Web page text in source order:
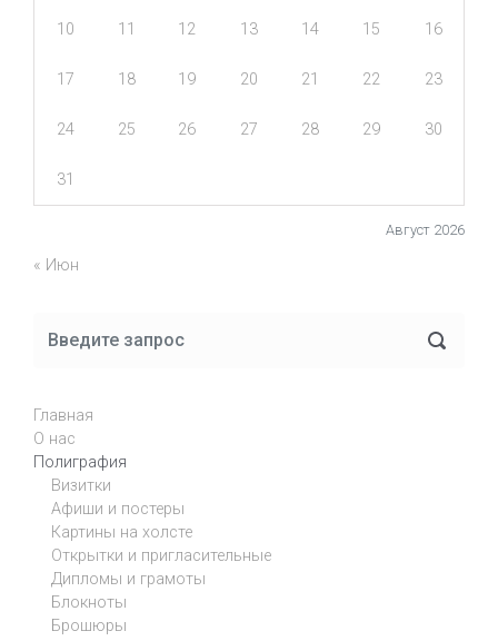
Август 2026
10 11 12 13 14 15 16
17 18 19 20 21 22 23
24 25 26 27 28 29 30
31
« Июн
Главная
О нас
Полиграфия
Визитки
Афиши и постеры
Картины на холсте
Открытки и пригласительные
Дипломы и грамоты
Блокноты
Брошюры